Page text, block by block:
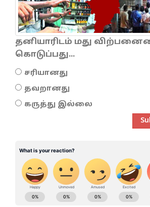
தனியாரிடம் மது
கொடுப்பது...
சரியானது
தவறானது
கருத்து இல்லை